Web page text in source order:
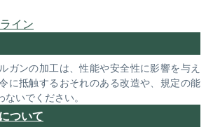
イン
ガンの加工は、性能や安全性に影響を与え
に抵触するおそれのある改造や、規定の能
いでください。
ついて